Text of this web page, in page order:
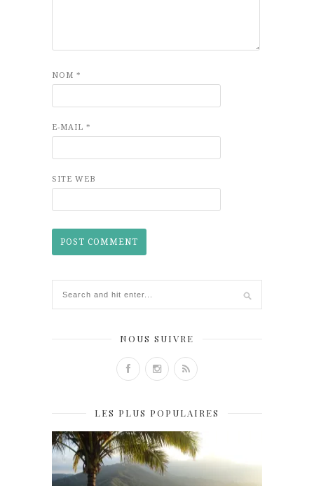
NOM *
E-MAIL *
SITE WEB
NOUS SUIVRE
LES PLUS POPULAIRES